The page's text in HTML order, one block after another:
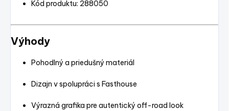
Kód produktu: 288050
Výhody
Pohodlný a priedušný materiál
Dizajn v spolupráci s Fasthouse
Výrazná grafika pre autentický off-road look